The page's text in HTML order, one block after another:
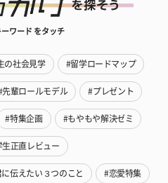
ワード をタッチ
の社会見学 #留学ロードマップ
先輩ロールモデル #プレゼント
#特集企画 #もやもや解決ゼミ
生正直レビュー
伝えたい３つのこと #恋愛特集